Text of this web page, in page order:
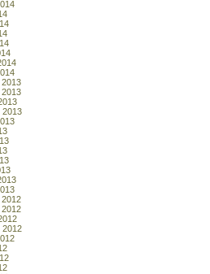
2013
2012